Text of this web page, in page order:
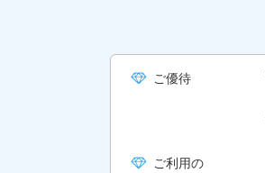
ご優待
ご利用の